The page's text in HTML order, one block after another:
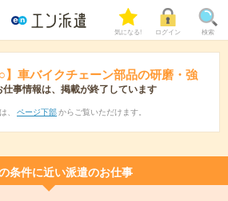
気になる! ログイン 検索
】車バイクチェーン部品の研磨・強
仕事情報は、掲載が終了しています
、 ページ下部 からご覧いただけます。
条件に近い派遣のお仕事